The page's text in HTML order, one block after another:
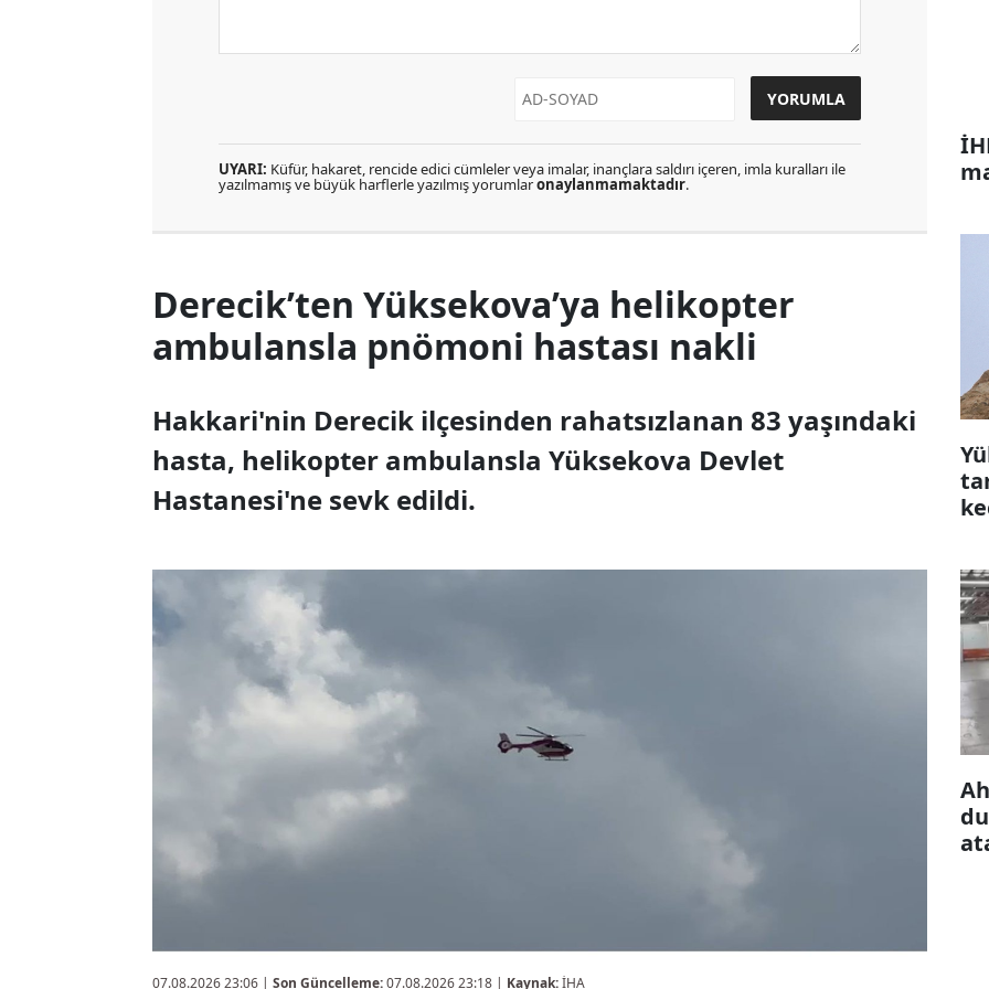
UYARI: Küfür, hakaret, rencide edici cümleler veya imalar, inançlara saldırı içeren, imla kuralları ile
yazılmamış ve büyük harflerle yazılmış yorumlaronaylanmamaktadır.
Derecik’ten Yüksekova’ya helikopter
ambulansla pnömoni hastası nakli
Hakkari'nin Derecik ilçesinden rahatsızlanan 83 yaşındaki
hasta, helikopter ambulansla Yüksekova Devlet
Hastanesi'ne sevk edildi.
07.08.2026 23:06 | Son Güncelleme:07.08.2026 23:18 | Kaynak:İHA